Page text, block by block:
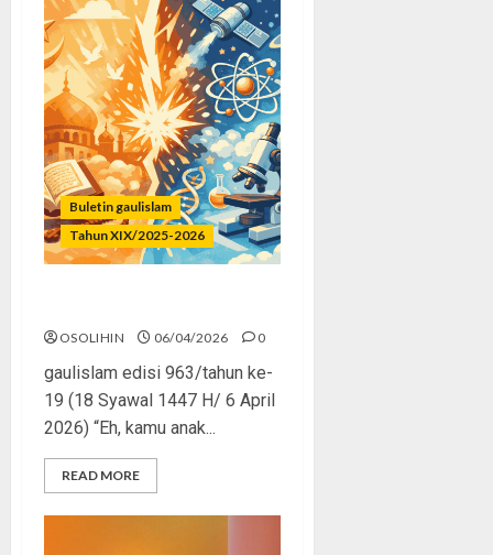
Buletin gaulislam
Tahun XIX/2025-2026
OSOLIHIN 06/04/2026 0
gaulislam edisi 963/tahun ke-
19 (18 Syawal 1447 H/ 6 April
2026) “Eh, kamu anak...
READ MORE